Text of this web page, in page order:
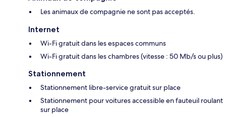
Les animaux de compagnie ne sont pas acceptés.
Internet
Wi-Fi gratuit dans les espaces communs
Wi-Fi gratuit dans les chambres (vitesse : 50 Mb/s ou plus)
Stationnement
Stationnement libre-service gratuit sur place
Stationnement pour voitures accessible en fauteuil roulant
sur place